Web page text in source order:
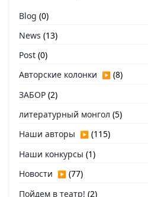
Blog (0)
News (13)
Post (0)
Авторские колонки ▶ (8)
ЗАБОР (2)
литературный монгол (5)
Наши авторы ▶ (115)
Наши конкурсы (1)
Новости ▶ (77)
Пойдем в театр! (2)